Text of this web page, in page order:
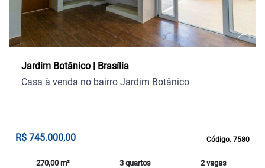
Jardim Botânico | Brasília
Código. 7580
Casa à venda no bairro Jardim Botânico
R$ 745.000,00
270,00 m² 3 quartos 2 vagas